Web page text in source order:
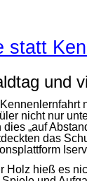
statt
und
nicht nur
„auf
das
Holz hieß es